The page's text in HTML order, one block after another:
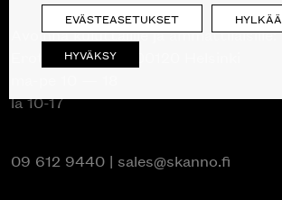
Avoinna kuluttajille ja ammattilaisille:
Erottajankatu 2, 00120 Helsinki
la 10-17
09 612 9440 | sales@skanno.fi
EVÄSTEASETUKSET HYLKÄÄ
HYVÄKSY